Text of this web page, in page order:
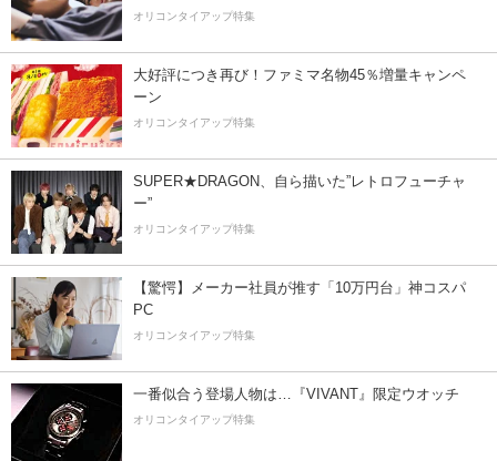
オリコンタイアップ特集
大好評につき再び！ファミマ名物45％増量キャンペ
ーン
オリコンタイアップ特集
SUPER★DRAGON、自ら描いた”レトロフューチャ
ー”
オリコンタイアップ特集
【驚愕】メーカー社員が推す「10万円台」神コスパ
PC
オリコンタイアップ特集
一番似合う登場人物は…『VIVANT』限定ウオッチ
オリコンタイアップ特集